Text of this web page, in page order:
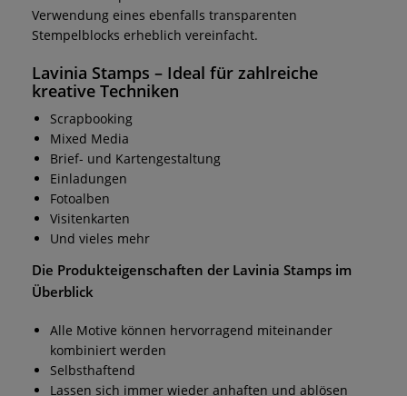
Verwendung eines ebenfalls transparenten
Stempelblocks erheblich vereinfacht.
Lavinia Stamps – Ideal für zahlreiche
kreative Techniken
Scrapbooking
Mixed Media
Brief- und Kartengestaltung
Einladungen
Fotoalben
Visitenkarten
Und vieles mehr
Die Produkteigenschaften der Lavinia Stamps im
Überblick
Alle Motive können hervorragend miteinander
kombiniert werden
Selbsthaftend
Lassen sich immer wieder anhaften und ablösen